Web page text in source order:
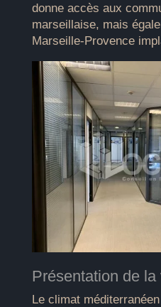
donne accès aux
marseillaise, mais
Marseille-Provence
Présentation de
Le climat